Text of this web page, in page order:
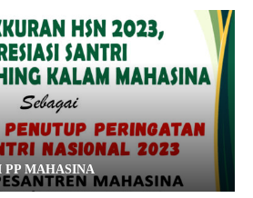
PP MAHASINA